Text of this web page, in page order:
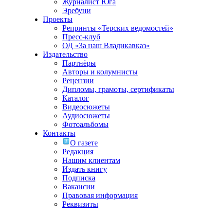
Журналист Юга
Эребуни
Проекты
Репринты «Терских ведомостей»
Пресс-клуб
ОД «За наш Владикавказ»
Издательство
Партнёры
Авторы и колумнисты
Рецензии
Дипломы, грамоты, сертификаты
Каталог
Видеосюжеты
Аудиосюжеты
Фотоальбомы
Контакты
О газете
Редакция
Нашим клиентам
Издать книгу
Подписка
Вакансии
Правовая информация
Реквизиты